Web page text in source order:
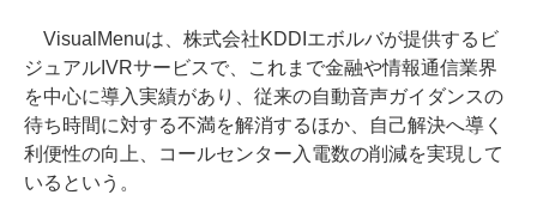
VisualMenuは、株式会社KDDIエボルバが提供するビ
ジュアルIVRサービスで、これまで金融や情報通信業界
を中心に導入実績があり、従来の自動音声ガイダンスの
待ち時間に対する不満を解消するほか、自己解決へ導く
利便性の向上、コールセンター入電数の削減を実現して
いるという。